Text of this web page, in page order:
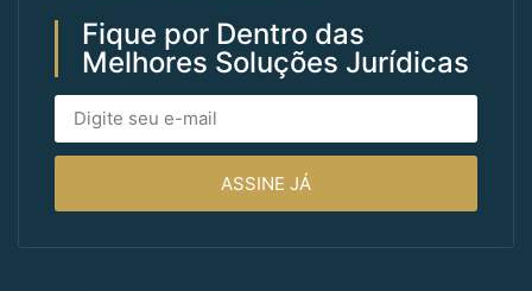
Fique por Dentro das
Melhores Soluções Jurídicas
ASSINE JÁ